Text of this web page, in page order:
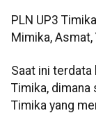
PLN UP3
Mimika, Asmat,
Saat ini terdata
Timika,
Timika yang